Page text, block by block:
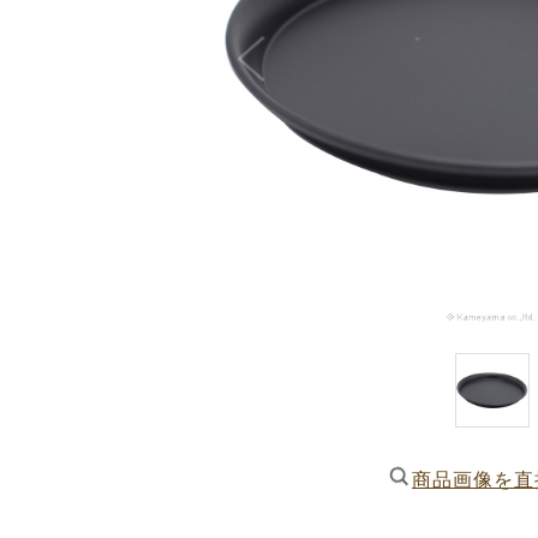
商品画像を